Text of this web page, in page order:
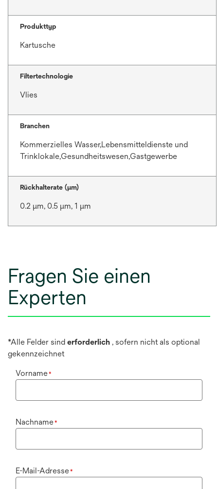
Produkttyp
Kartusche
Filtertechnologie
Vlies
Branchen
Kommerzielles Wasser,Lebensmitteldienste und
Trinklokale,Gesundheitswesen,Gastgewerbe
Rückhalterate (µm)
0.2 μm, 0.5 μm, 1 μm
Fragen Sie einen
Experten
*Alle Felder sind erforderlich , sofern nicht als optional
gekennzeichnet
Vorname*
Nachname*
E-Mail-Adresse*